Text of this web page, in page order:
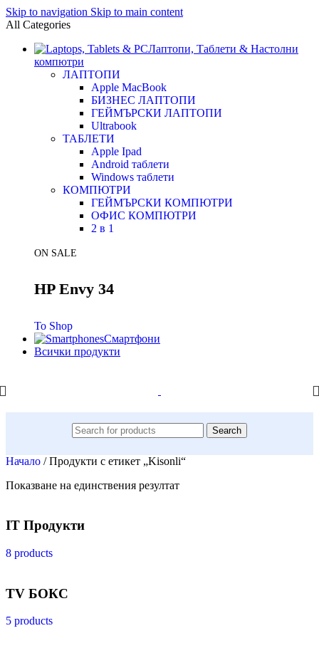
Skip to navigation Skip to main content
All Categories
Лаптопи, Таблети & Настолни
компютри
ЛАПТОПИ
Apple MacBook
БИЗНЕС ЛАПТОПИ
ГЕЙМЪРСКИ ЛАПТОПИ
Ultrabook
ТАБЛЕТИ
Apple Ipad
Android таблети
Windows таблети
КОМПЮТРИ
ГЕЙМЪРСКИ КОМПЮТРИ
ОФИС КОМПЮТРИ
2 в 1
ON SALE
HP Envy 34
To Shop
Смартфони
Всички продукти
Search
Начало / Продукти с етикет „Kisonli“
Показване на единствения резултат
IT Продукти
8 products
TV БОКС
5 products